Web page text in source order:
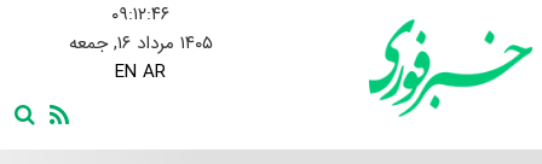
۰۹:۱۲:۴۶
۱۴۰۵ مرداد ۱۶, جمعه
EN AR